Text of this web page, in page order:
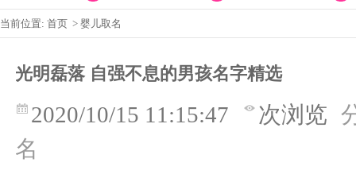
当前位置: 首页 > 婴儿取名
光明磊落 自强不息的男孩名字精选
2020/10/15 11:15:47 次浏览
名